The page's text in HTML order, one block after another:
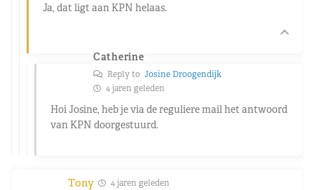
Ja, dat ligt aan KPN helaas.
Catherine
Reply to Josine Droogendijk
4 jaren geleden
Hoi Josine, heb je via de reguliere mail het antwoord
van KPN doorgestuurd.
Tony 4 jaren geleden